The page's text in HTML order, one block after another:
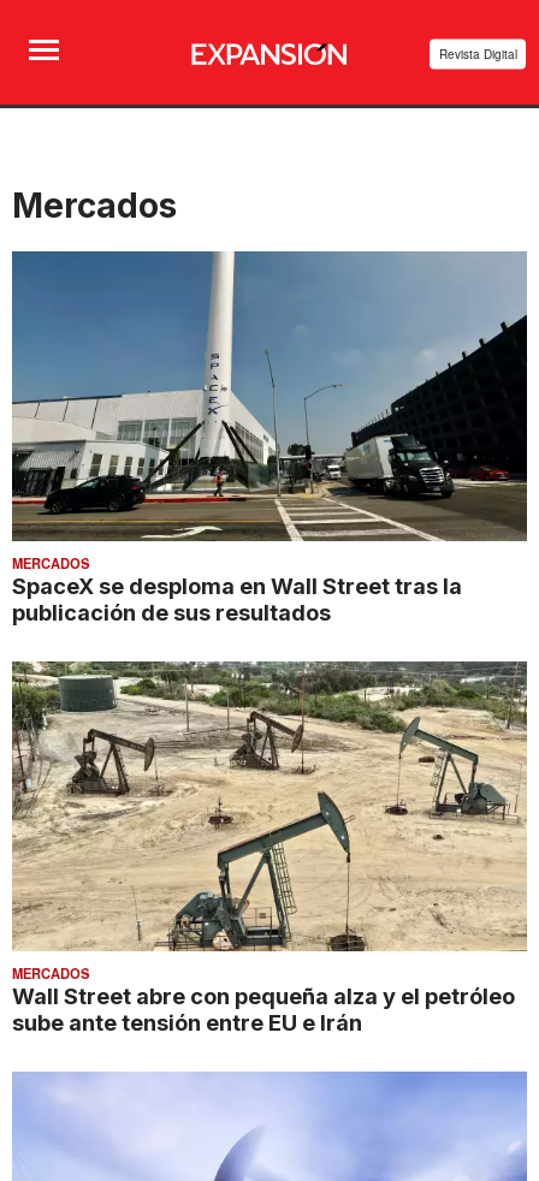
Revista Digital
Mercados
MERCADOS
SpaceX se desploma en Wall Street tras la
publicación de sus resultados
MERCADOS
Wall Street abre con pequeña alza y el petróleo
sube ante tensión entre EU e Irán